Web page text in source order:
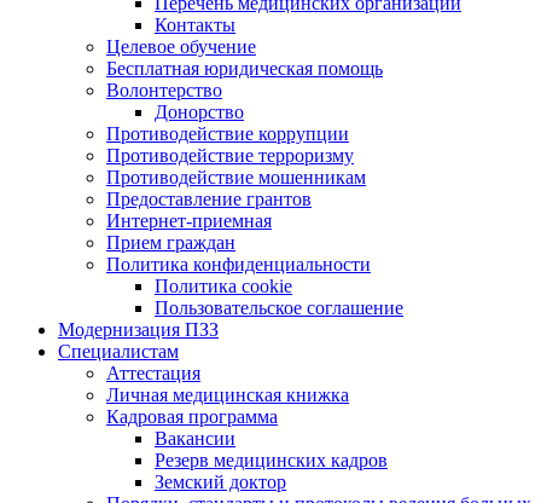
Контакты
Целевое обучение
Бесплатная юридическая помощь
Волонтерство
Донорство
Противодействие коррупции
Противодействие терроризму
Противодействие мошенникам
Предоставление грантов
Интернет-приемная
Прием граждан
Политика конфиденциальности
Политика cookie
Пользовательское соглашение
Модернизация ПЗЗ
Специалистам
Аттестация
Личная медицинская книжка
Кадровая программа
Вакансии
Резерв медицинских кадров
Земский доктор